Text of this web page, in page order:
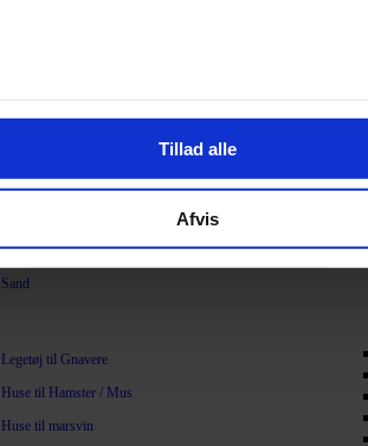
Tillad alle
Afvis
Bark
Spelt
Vat
Sand
Legetøj til Gnavere
Huse til Hamster / Mus
Huse til marsvin